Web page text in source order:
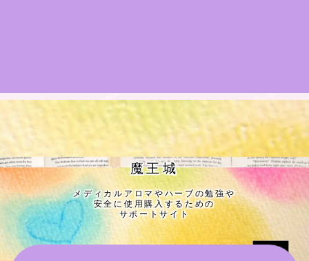
公式ウェブサイト『Botanical Study』
Cジャスミン瑠璃地楽の主な活動先リンク集
プロフィール
アロマハーブアンケート
魔王城
メディカルアロマやハーブの勉強や
安全に使用購入するための
サポートサイト